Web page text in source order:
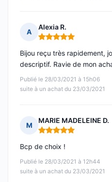
A
Alexia R.
Note : 5 sur 5
Publié le 28/03/2021 à 15h06
suite à un achat du 23/03/2021
Bijou reçu très rapidement,
descriptif. Ravie de mon
M
MARIE MADELEINE D.
Note : 5 sur 5
Publié le 28/03/2021 à 12h44
suite à un achat du 23/03/2021
Bcp de choix !